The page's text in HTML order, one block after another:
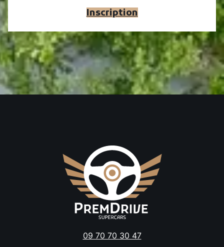
Inscription
09 70 70 30 47